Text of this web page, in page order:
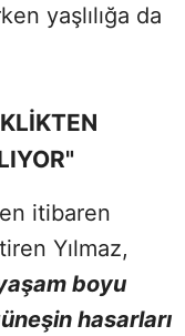
yaşlılığa da
itibaren
Yılmaz,
boyu
hasarları